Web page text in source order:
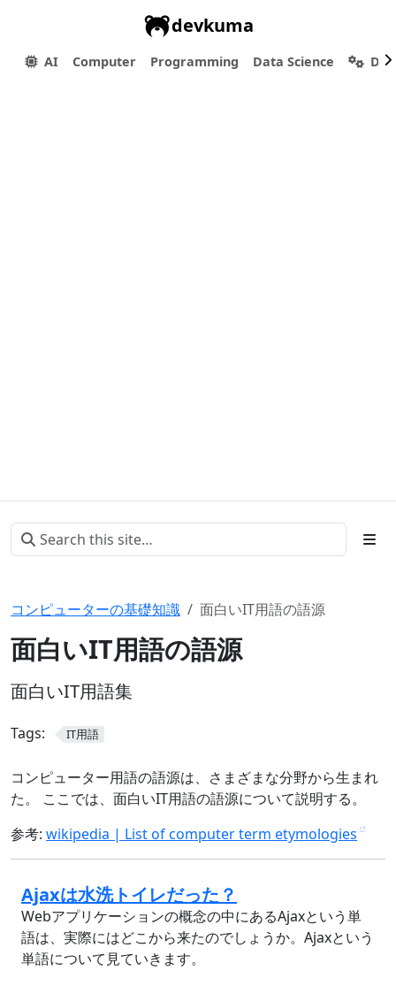
devkuma
AI Computer Programming Data Science
コンピューターの基礎知識 面白いIT用語の語源
面白いIT用語の語源
面白いIT用語集
Tags: IT用語
コンピューター用語の語源は、さまざまな分野から生まれ
た。 ここでは、面白いIT用語の語源について説明する。
参考: wikipedia | List of computer term etymologies
Ajaxは水洗トイレだった？
Webアプリケーションの概念の中にあるAjaxという単
語は、実際にはどこから来たのでしょうか。Ajaxという
単語について見ていきます。